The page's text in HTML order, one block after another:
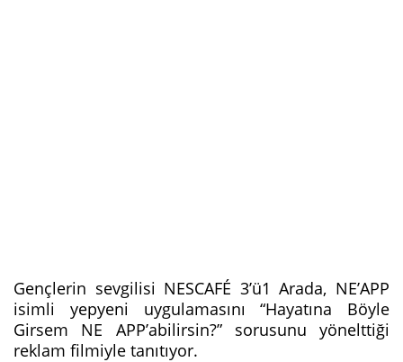
Gençlerin sevgilisi NESCAFÉ 3’ü1 Arada, NE’APP
isimli yepyeni uygulamasını “Hayatına Böyle
Girsem NE APP’abilirsin?” sorusunu yönelttiği
reklam filmiyle tanıtıyor.